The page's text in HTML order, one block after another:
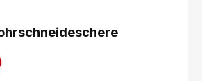
Bewertung von 4.82 von 5